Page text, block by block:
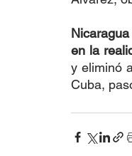
en la
y eliminó
Cuba,